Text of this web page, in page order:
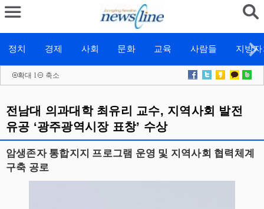
정치 경제 사회 문화 교육 사람들 지방
확대 l 축소
전남대 의과대학 최유리 교수, 지역사회 발전
유공 ‘광주광역시장 표창’ 수상
암생존자 통합지지 프로그램 운영 및 지역사회 협력체계
구축 공로